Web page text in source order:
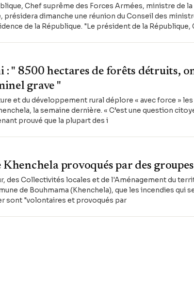
Chef suprême des Forces Armées, ministre de
dimanche une réunion du Conseil des
de la République. "Le président de la République,
" 8500 hectares de forêts détruits,
grave "
et du développement rural déplore « avec force »
la semaine dernière. « C’est une question
prouvé que la plupart des i
Khenchela provoqués par des
des Collectivités locales et de l'Aménagement du
de Bouhmama (Khenchela), que les incendies qui
sont "volontaires et provoqués par